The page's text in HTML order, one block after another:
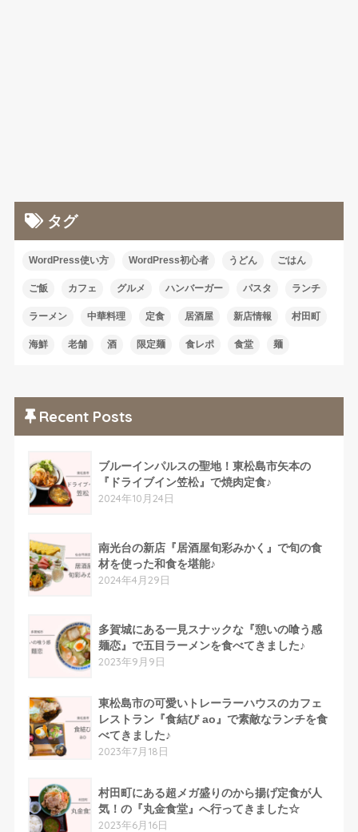
タグ
WordPress使い方 WordPress初心者 うどん ごはん
ご飯 カフェ グルメ ハンバーガー パスタ ランチ
ラーメン 中華料理 定食 居酒屋 新店情報 村田町
海鮮 老舗 酒 限定麺 食レポ 食堂 麺
Recent Posts
ブルーインパルスの聖地！東松島市矢本の
『ドライブイン笠松』で焼肉定食♪
2024年10月24日
南光台の新店『居酒屋旬彩みかく』で旬の食
材を使った和食を堪能♪
2024年4月29日
多賀城にある一見スナックな『憩いの喰う感
麺恋』で五目ラーメンを食べてきました♪
2023年9月9日
東松島市の可愛いトレーラーハウスのカフェ
レストラン『食結び ao』で素敵なランチを食
べてきました♪
2023年7月18日
村田町にある超メガ盛りのから揚げ定食が人
気！の『丸金食堂』へ行ってきました☆
2023年6月16日